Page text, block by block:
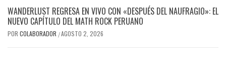
WANDERLUST REGRESA EN VIVO CON «DESPUÉS DEL NAUFRAGIO»: EL
NUEVO CAPÍTULO DEL MATH ROCK PERUANO
POR COLABORADOR /AGOSTO 2, 2026